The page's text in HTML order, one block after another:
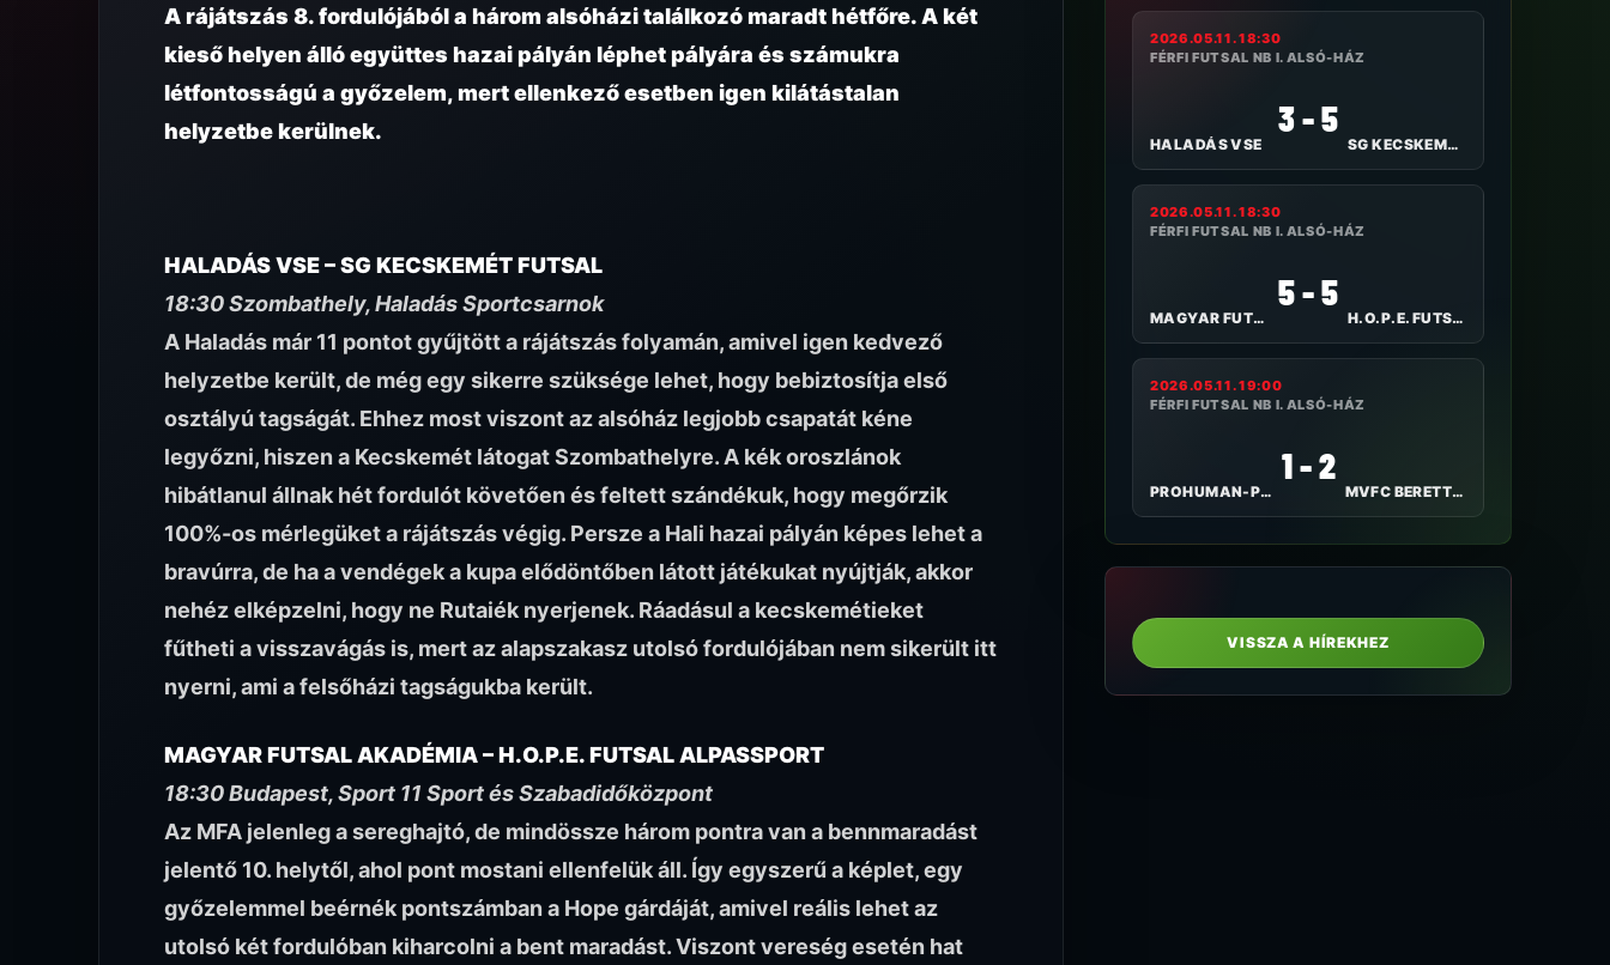
A rájátszás 8. fordulójából a három alsóházi találkozó maradt hétfőre. A két
kieső helyen álló együttes hazai pályán léphet pályára és számukra
létfontosságú a győzelem, mert ellenkező esetben igen kilátástalan
helyzetbe kerülnek.
HALADÁS VSE – SG KECSKEMÉT FUTSAL
18:30 Szombathely, Haladás Sportcsarnok
A Haladás már 11 pontot gyűjtött a rájátszás folyamán, amivel igen kedvező
helyzetbe került, de még egy sikerre szüksége lehet, hogy bebiztosítja első
osztályú tagságát. Ehhez most viszont az alsóház legjobb csapatát kéne
legyőzni, hiszen a Kecskemét látogat Szombathelyre. A kék oroszlánok
hibátlanul állnak hét fordulót követően és feltett szándékuk, hogy megőrzik
100%-os mérlegüket a rájátszás végig. Persze a Hali hazai pályán képes lehet a
bravúrra, de ha a vendégek a kupa elődöntőben látott játékukat nyújtják, akkor
nehéz elképzelni, hogy ne Rutaiék nyerjenek. Ráadásul a kecskemétieket
fűtheti a visszavágás is, mert az alapszakasz utolsó fordulójában nem sikerült itt
nyerni, ami a felsőházi tagságukba került.
MAGYAR FUTSAL AKADÉMIA – H.O.P.E. FUTSAL ALPASSPORT
18:30 Budapest, Sport 11 Sport és Szabadidőközpont
Az MFA jelenleg a sereghajtó, de mindössze három pontra van a bennmaradást
jelentő 10. helytől, ahol pont mostani ellenfelük áll. Így egyszerű a képlet, egy
győzelemmel beérnék pontszámban a Hope gárdáját, amivel reális lehet az
utolsó két fordulóban kiharcolni a bent maradást. Viszont vereség esetén hat
2026.05.11. 18:30
FÉRFI FUTSAL NB I. ALSÓ-HÁZ
HALADÁS VSE
3 - 5
SG KECSKEMÉT FUTSAL
2026.05.11. 18:30
FÉRFI FUTSAL NB I. ALSÓ-HÁZ
MAGYAR FUTSAL AKADÉMIA
5 - 5
H.O.P.E. FUTSAL-ALPASSPORT
2026.05.11. 19:00
FÉRFI FUTSAL NB I. ALSÓ-HÁZ
PROHUMAN-PTE-PEAC
1 - 2
MVFC BERETTYÓÚJFALU
VISSZA A HÍREKHEZ